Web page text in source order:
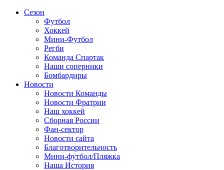
Сезон
Футбол
Хоккей
Мини-Футбол
Регби
Команда Спартак
Наши соперники
Бомбардиры
Новости
Новости Команды
Новости Фратрии
Наш хоккей
Сборная России
Фан-cектор
Новости сайта
Благотворительность
Мини-футбол/Пляжка
Наша История